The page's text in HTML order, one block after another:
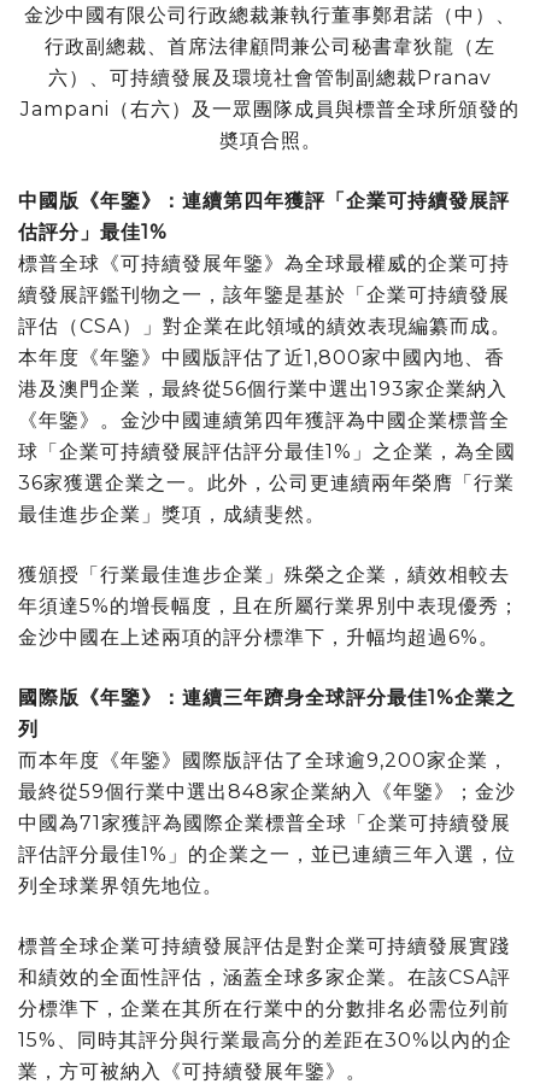
金沙中國有限公司行政總裁兼執行董事鄭君諾（中）、
行政副總裁、首席法律顧問兼公司秘書韋狄龍（左
六）、可持續發展及環境社會管制副總裁Pranav
Jampani（右六）及一眾團隊成員與標普全球所頒發的
奬項合照。
中國版《年鑒》：連續第四年獲評「企業可持續發展評
估評分」最佳1%
標普全球《可持續發展年鑒》為全球最權威的企業可持
續發展評鑑刊物之一，該年鑒是基於「企業可持續發展
評估（CSA）」對企業在此領域的績效表現編纂而成。
本年度《年鑒》中國版評估了近1,800家中國內地、香
港及澳門企業，最終從56個行業中選出193家企業納入
《年鑒》。金沙中國連續第四年獲評為中國企業標普全
球「企業可持續發展評估評分最佳1%」之企業，為全國
36家獲選企業之一。此外，公司更連續兩年榮膺「行業
最佳進步企業」獎項，成績斐然。
獲頒授「行業最佳進步企業」殊榮之企業，績效相較去
年須達5%的增長幅度，且在所屬行業界別中表現優秀；
金沙中國在上述兩項的評分標準下，升幅均超過6%。
國際版《年鑒》：連續三年躋身全球評分最佳1%企業之
列
而本年度《年鑒》國際版評估了全球逾9,200家企業，
最終從59個行業中選出848家企業納入《年鑒》；金沙
中國為71家獲評為國際企業標普全球「企業可持續發展
評估評分最佳1%」的企業之一，並已連續三年入選，位
列全球業界領先地位。
標普全球企業可持續發展評估是對企業可持續發展實踐
和績效的全面性評估，涵蓋全球多家企業。在該CSA評
分標準下，企業在其所在行業中的分數排名必需位列前
15%、同時其評分與行業最高分的差距在30%以內的企
業，方可被納入《可持續發展年鑒》。